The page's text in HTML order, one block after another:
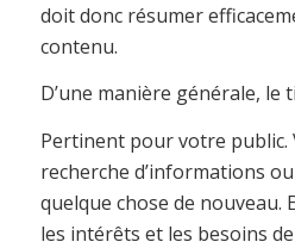
doit donc résumer
contenu.
D’une manière générale, le
Pertinent pour votre public.
recherche d’informations
quelque chose de nouveau.
les intérêts et les besoins